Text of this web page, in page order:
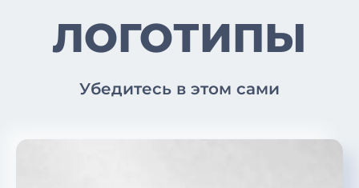
ЛОГОТИПЫ
Убедитесь в этом сами